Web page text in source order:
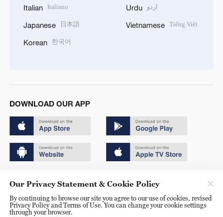
Italian Italiano
Japanese 日本語
Korean 한국어
Urdu اردو
Vietnamese Tiếng Việt
DOWNLOAD OUR APP
京ICP备20000184号
京公网安备 11010502050052号
Our Privacy Statement & Cookie Policy
By continuing to browse our site you agree to our use of cookies, revised
Privacy Policy and Terms of Use. You can change your cookie settings
through your browser.